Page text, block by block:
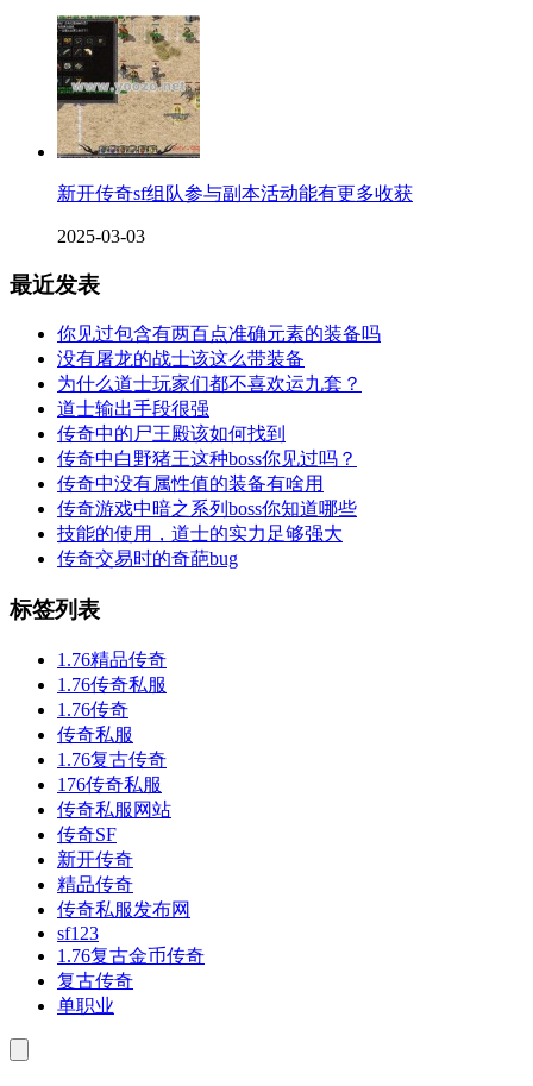
新开传奇sf组队参与副本活动能有更多收获
2025-03-03
最近发表
你见过包含有两百点准确元素的装备吗
没有屠龙的战士该这么带装备
为什么道士玩家们都不喜欢运九套？
道士输出手段很强
传奇中的尸王殿该如何找到
传奇中白野猪王这种boss你见过吗？
传奇中没有属性值的装备有啥用
传奇游戏中暗之系列boss你知道哪些
技能的使用，道士的实力足够强大
传奇交易时的奇葩bug
标签列表
1.76精品传奇
1.76传奇私服
1.76传奇
传奇私服
1.76复古传奇
176传奇私服
传奇私服网站
传奇SF
新开传奇
精品传奇
传奇私服发布网
sf123
1.76复古金币传奇
复古传奇
单职业